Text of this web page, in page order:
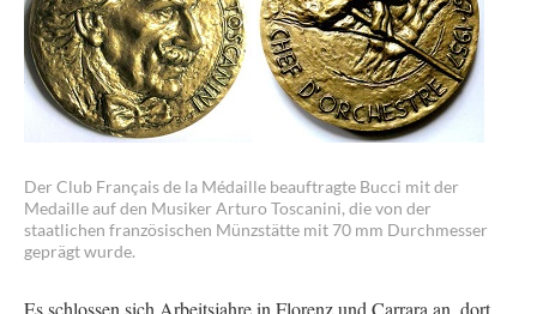
Der Club Français de la Médaille beauftragte Bucci mit der
Medaille auf den Musiker Arturo Toscanini, die von der
staatlichen französischen Münzstätte mit 70 mm Durchmesser
geprägt wurde.
Es schlossen sich Arbeitsjahre in Florenz und Carrara an, dort